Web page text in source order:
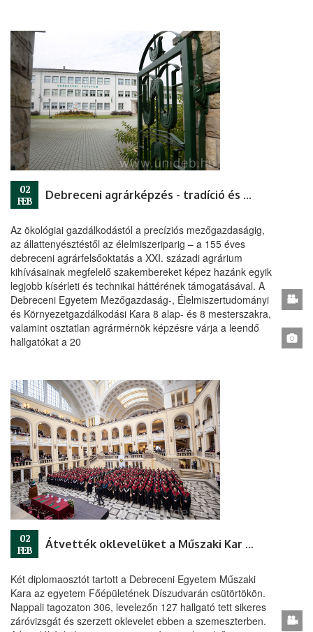
02
FEB
Debreceni agrárképzés - tradíció és innováció
Az ökológiai gazdálkodástól a precíziós mezőgazdaságig,
az állattenyésztéstől az élelmiszeriparig – a 155 éves
debreceni agrárfelsőoktatás a XXI. századi agrárium
kihívásainak megfelelő szakembereket képez hazánk egyik
legjobb kísérleti és technikai háttérének támogatásával. A
Debreceni Egyetem Mezőgazdaság-, Élelmiszertudományi
és Környezetgazdálkodási Kara 8 alap- és 8 mesterszakra,
valamint osztatlan agrármérnök képzésre várja a leendő
hallgatókat a 20
02
FEB
Átvették oklevelüket a Műszaki Kar végzősei
Két diplomaosztót tartott a Debreceni Egyetem Műszaki
Kara az egyetem Főépületének Díszudvarán csütörtökön.
Nappali tagozaton 306, levelezőn 127 hallgató tett sikeres
záróvizsgát és szerzett oklevelet ebben a szemeszterben.